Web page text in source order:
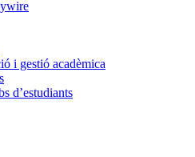
i gestió acadèmica
d’estudiants